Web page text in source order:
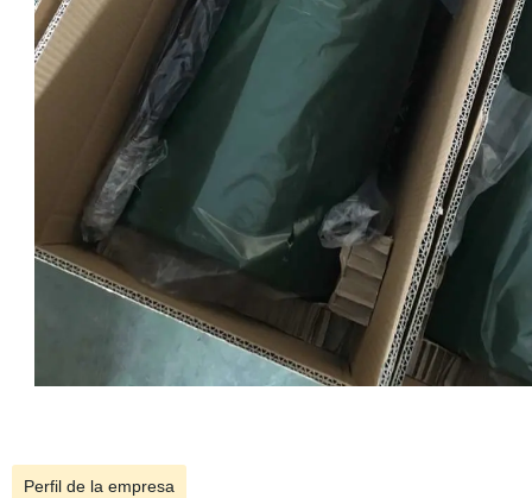
Perfil de la empresa